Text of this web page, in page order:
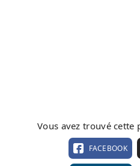
Vous avez trouvé cette
FACEBOOK